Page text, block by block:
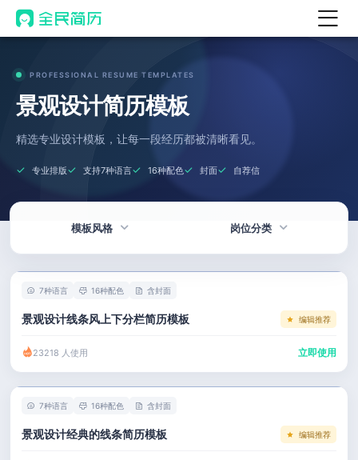
AI 生成简历
AI 优化简历
AI 翻译简历
AI 诊断简历
AI 模拟面试
AI 职场工具 New
简历模板
PROFESSIONAL RESUME TEMPLATES
景观设计简历模板
精选专业设计模板，让每一段经历都被清晰看见。
专业排版 支持7种语言 16种配色 封面 自荐信
模板风格
简洁
应届生
左右分栏
考研复试
岗位分类
产品 / 设计
金融 / 汽车
市场 / 运营
人事 / 行政
7种语言 16种配色 含封面
景观设计线条风上下分栏简历模板 编辑推荐
23218 人使用 立即使用
7种语言 16种配色 含封面
景观设计经典的线条简历模板 编辑推荐